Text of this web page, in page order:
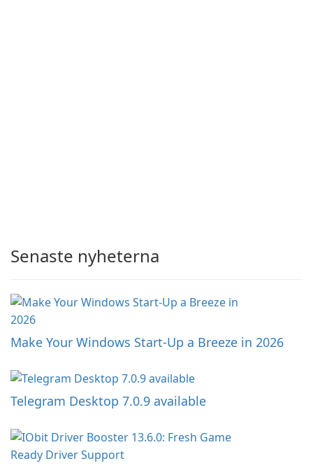
Senaste nyheterna
Make Your Windows Start-Up a Breeze in 2026
Telegram Desktop 7.0.9 available